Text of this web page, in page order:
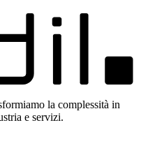
la complessità in
e servizi.